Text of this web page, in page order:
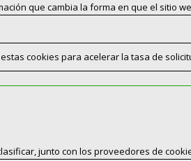
que cambia la forma en que el sitio
cookies para acelerar la tasa de
junto con los proveedores de